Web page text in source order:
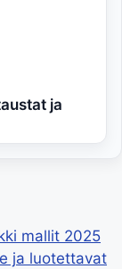
ja
mallit 2025
ja luotettavat